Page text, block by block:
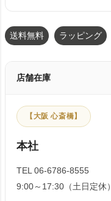
送料無料 ラッピング
店舗在庫
【大阪 心斎橋】
本社
TEL 06-6786-8555
9:00～17:30（土日定休）